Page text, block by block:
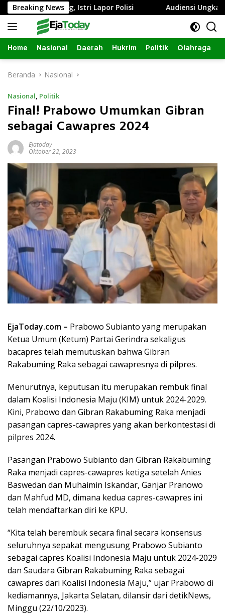
Langsung
ke
konten
Breaking News
Sumbang, Istri Lapor Polisi Audiensi Ungkap Izin
Home Nasional Daerah Hukrim Politik Olahraga
Beranda Nasional
Nasional, Politik
Final! Prabowo Umumkan Gibran
sebagai Cawapres 2024
Ejatoday
Oktober 22, 2023
EjaToday.com – Prabowo Subianto yang merupakan
Ketua Umum (Ketum) Partai Gerindra sekaligus
bacapres telah memutuskan bahwa Gibran
Rakabuming Raka sebagai cawapresnya di pilpres.
Menurutnya, keputusan itu merupakan rembuk final
dalam Koalisi Indonesia Maju (KIM) untuk 2024-2029.
Kini, Prabowo dan Gibran Rakabuming Raka menjadi
pasangan capres-cawapres yang akan berkontestasi di
pilpres 2024.
Pasangan Prabowo Subianto dan Gibran Rakabuming
Raka menjadi capres-cawapres ketiga setelah Anies
Baswedan dan Muhaimin Iskandar, Ganjar Pranowo
dan Mahfud MD, dimana kedua capres-cawapres ini
telah mendaftarkan diri ke KPU.
“Kita telah berembuk secara final secara konsensus
seluruhnya sepakat mengusung Prabowo Subianto
sebagai capres Koalisi Indonesia Maju untuk 2024-2029
dan Saudara Gibran Rakabuming Raka sebagai
cawapres dari Koalisi Indonesia Maju,” ujar Prabowo di
kediamannya, Jakarta Selatan, dilansir dari detikNews,
Minggu (22/10/2023).